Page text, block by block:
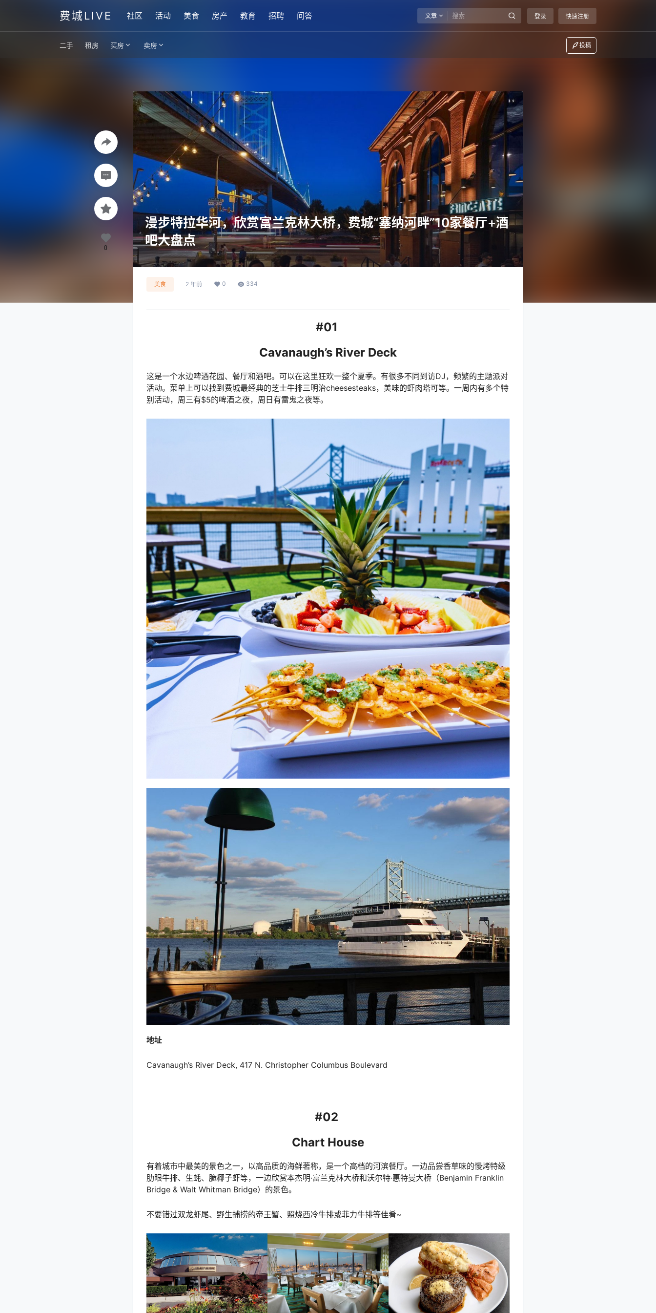
费城LIVE 社区 活动 美食 房产 教育 招聘 问答 文章 登录 快速注册
二手 租房 买房 卖房 投稿
漫步特拉华河，欣赏富兰克林大桥，费城“塞纳河畔”10家餐厅+酒
吧大盘点
美食 2 年前 0 334
#01
Cavanaugh’s River Deck
这是一个水边啤酒花园、餐厅和酒吧。可以在这里狂欢一整个夏季。有很多不同到访DJ，频繁的主题派对
活动。菜单上可以找到费城最经典的芝士牛排三明治cheesesteaks，美味的虾肉塔可等。一周内有多个特
别活动，周三有$5的啤酒之夜，周日有雷鬼之夜等。
地址
Cavanaugh’s River Deck, 417 N. Christopher Columbus Boulevard
#02
Chart House
有着城市中最美的景色之一，以高品质的海鲜著称，是一个高档的河滨餐厅。一边品尝香草味的慢烤特级
肋眼牛排、生蚝、脆椰子虾等，一边欣赏本杰明·富兰克林大桥和沃尔特·惠特曼大桥（Benjamin Franklin
Bridge & Walt Whitman Bridge）的景色。
不要错过双龙虾尾、野生捕捞的帝王蟹、照烧西冷牛排或菲力牛排等佳肴~
0